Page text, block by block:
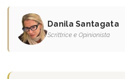
Danila Santagata
Scrittrice e Opinionista